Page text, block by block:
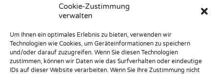
Cookie-Zustimmung
verwalten
Um Ihnen ein optimales Erlebnis zu bieten, verwenden wir
Technologien wie Cookies, um Geräteinformationen zu speichern
und/oder darauf zuzugreifen. Wenn Sie diesen Technologien
zustimmen, können wir Daten wie das Surfverhalten oder eindeutige
IDs auf dieser Website verarbeiten. Wenn Sie Ihre Zustimmung nicht
Kontaktdaten
A: 3150 Wilhelmsburg Färbergasse 3
E: office@stulik.at
T: +43 2746 2520